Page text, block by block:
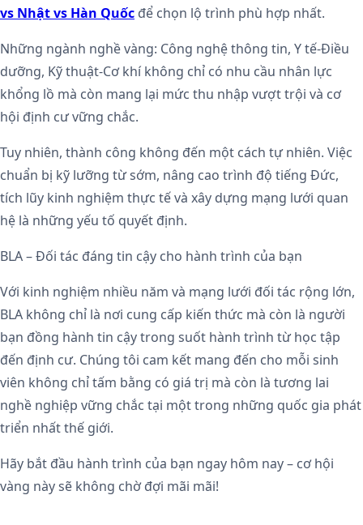
vs Nhật vs Hàn Quốc để chọn lộ trình phù hợp nhất.
Những ngành nghề vàng: Công nghệ thông tin, Y tế-Điều
dưỡng, Kỹ thuật-Cơ khí không chỉ có nhu cầu nhân lực
khổng lồ mà còn mang lại mức thu nhập vượt trội và cơ
hội định cư vững chắc.
Tuy nhiên, thành công không đến một cách tự nhiên. Việc
chuẩn bị kỹ lưỡng từ sớm, nâng cao trình độ tiếng Đức,
tích lũy kinh nghiệm thực tế và xây dựng mạng lưới quan
hệ là những yếu tố quyết định.
BLA – Đối tác đáng tin cậy cho hành trình của bạn
Với kinh nghiệm nhiều năm và mạng lưới đối tác rộng lớn,
BLA không chỉ là nơi cung cấp kiến thức mà còn là người
bạn đồng hành tin cậy trong suốt hành trình từ học tập
đến định cư. Chúng tôi cam kết mang đến cho mỗi sinh
viên không chỉ tấm bằng có giá trị mà còn là tương lai
nghề nghiệp vững chắc tại một trong những quốc gia phát
triển nhất thế giới.
Hãy bắt đầu hành trình của bạn ngay hôm nay – cơ hội
vàng này sẽ không chờ đợi mãi mãi!